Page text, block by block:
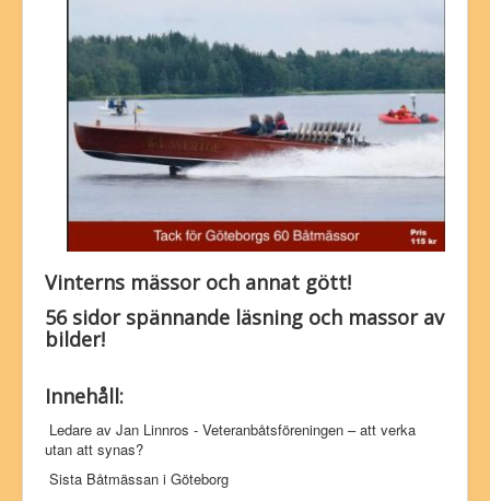
Vinterns mässor och annat gött!
56 sidor spännande läsning och massor av
bilder!
Innehåll:
Ledare av Jan Linnros - Veteranbåtsföreningen – att verka
utan att synas?
Sista Båtmässan i Göteborg